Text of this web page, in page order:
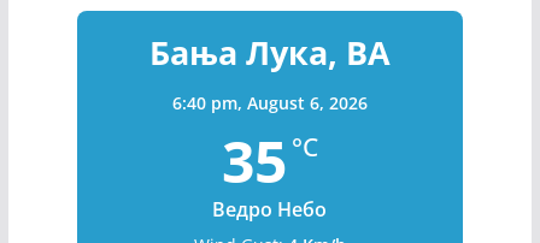
Бања Лука, BA
6:40 pm, August 6, 2026
35 °C
Ведро Небо